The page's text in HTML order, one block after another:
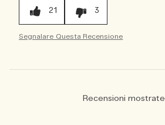
21 3
Segnalare Questa Recensione
Recensioni mostrate